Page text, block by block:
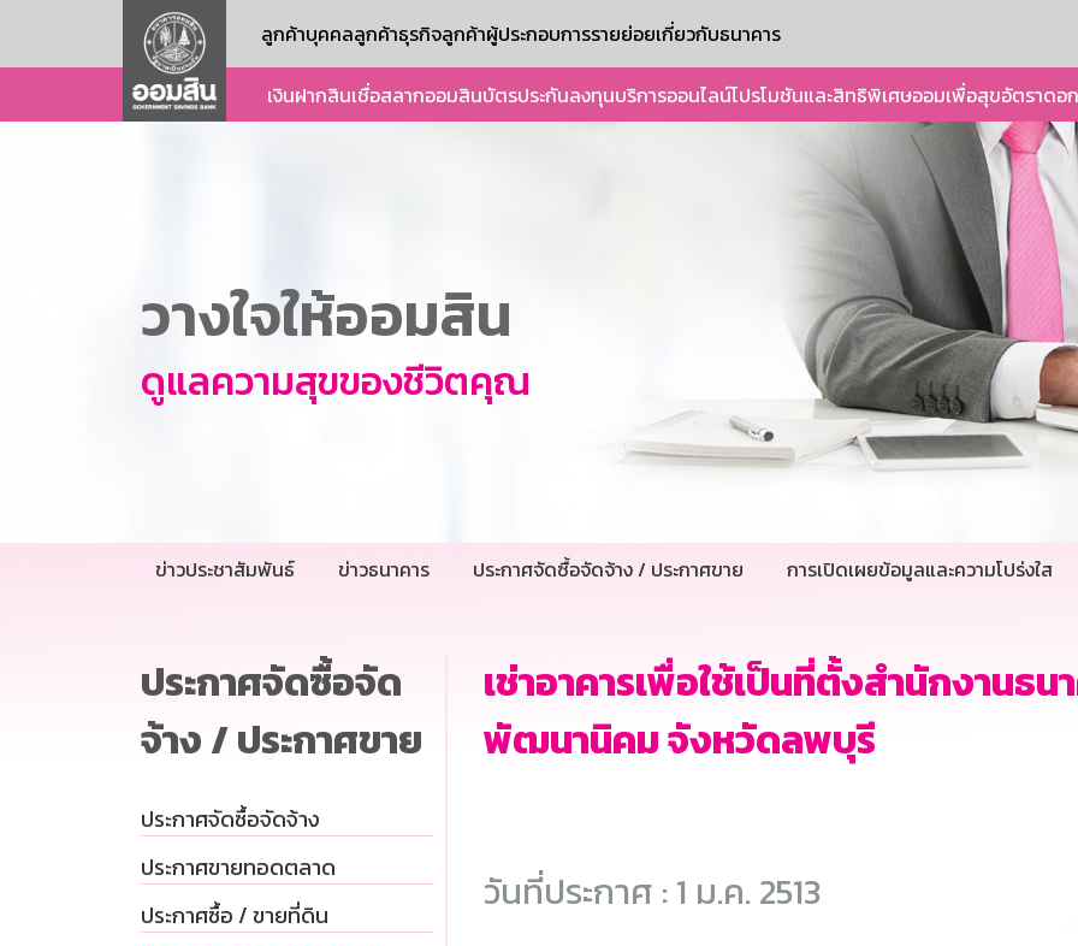
ลูกค้าบุคคลลูกค้าธุรกิจลูกค้าผู้ประกอบการรายย่อยเกี่ยวกับธนาคาร
เงินฝากสินเชื่อสลากออมสินบัตรประกันลงทุนบริการออนไลน์โปรโมชันและสิทธิพิเศษออมเพื่อสุขอัตราดอ
วางใจให้ออมสิน
ดูแลความสุขของชีวิตคุณ
ข่าวประชาสัมพันธ์ ข่าวธนาคาร ประกาศจัดซื้อจัดจ้าง / ประกาศขาย การเปิดเผยข้อมูลและความโปร่งใส
ประกาศจัดซื้อจัด
จ้าง / ประกาศขาย
ประกาศจัดซื้อจัดจ้าง
ประกาศขายทอดตลาด
ประกาศซื้อ / ขายที่ดิน
เช่าอาคารเพื่อใช้เป็นที่ตั้งสำนักงานธ
พัฒนานิคม จังหวัดลพบุรี
วันที่ประกาศ : 1 ม.ค. 2513